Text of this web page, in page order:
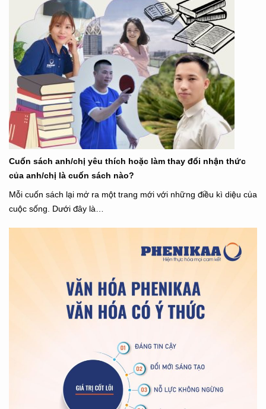
Cuốn sách anh/chị yêu thích hoặc làm thay đổi nhận thức
của anh/chị là cuốn sách nào?
Mỗi cuốn sách lại mở ra một trang mới với những điều kì diệu của
cuộc sống. Dưới đây là…